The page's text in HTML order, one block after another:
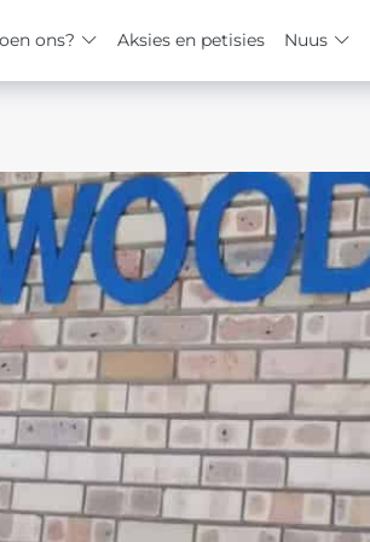
ons? Aksies en petisies Nuus